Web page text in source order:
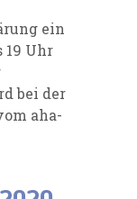
ein
19 Uhr
bei der
aha-